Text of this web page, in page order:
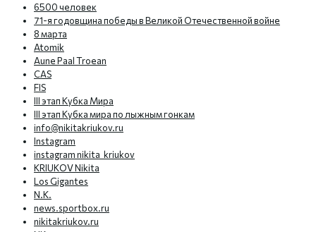
6500 человек
71-я годовщина победы в Великой Отечественной войне
8 марта
Atomik
Aune Paal Troean
CAS
FIS
III этап Кубка Мира
III этап Кубка мира по лыжным гонкам
info@nikitakriukov.ru
Instagram
instagram nikita_kriukov
KRIUKOV Nikita
Los Gigantes
N.K.
news.sportbox.ru
nikitakriukov.ru